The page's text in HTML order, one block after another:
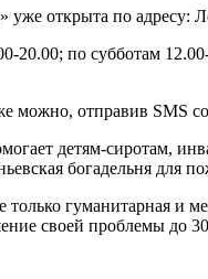
открыта по адресу:
20.00; по субботам
отправив SMS
детям-сиротам,
богадельня
гуманитарная и
своей проблемы до